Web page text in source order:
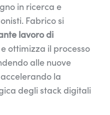
in ricerca e
Fabrico si
lavoro di
ottimizza il processo
alle nuove
la
degli stack digitali